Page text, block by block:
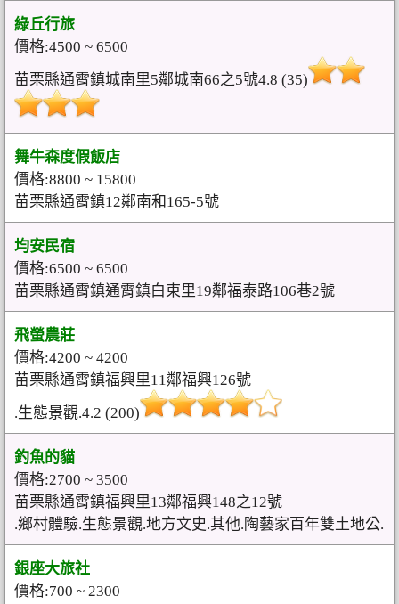
綠丘行旅
價格:4500 ~ 6500
苗栗縣通霄鎮城南里5鄰城南66之5號4.8 (35)
舞牛森度假飯店
價格:8800 ~ 15800
苗栗縣通霄鎮12鄰南和165-5號
均安民宿
價格:6500 ~ 6500
苗栗縣通霄鎮通霄鎮白東里19鄰福泰路106巷2號
飛螢農莊
價格:4200 ~ 4200
苗栗縣通霄鎮福興里11鄰福興126號
.生態景觀.4.2 (200)
釣魚的貓
價格:2700 ~ 3500
苗栗縣通霄鎮福興里13鄰福興148之12號
.鄉村體驗.生態景觀.地方文史.其他.陶藝家百年雙土地公.
銀座大旅社
價格:700 ~ 2300